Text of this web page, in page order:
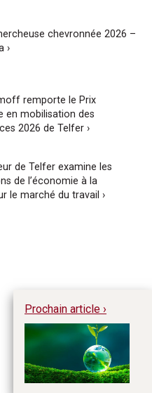
chevronnée 2026 –
›
remporte le Prix
en mobilisation des
2026 de Telfer ›
de Telfer examine les
de l’économie à la
le marché du travail ›
Prochain article ›